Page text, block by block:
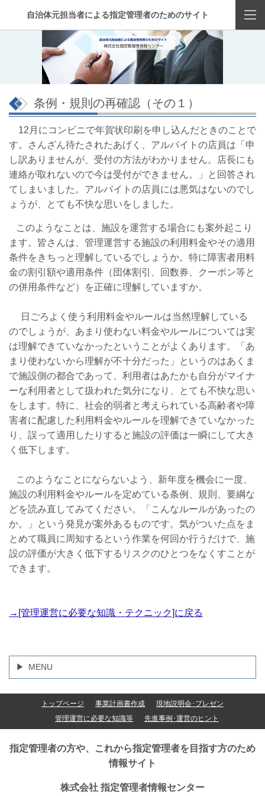
自治体元担当者による指定管理者のためのサイト
条例・規則の再確認（その１）
12月にコンビニで年賀状印刷を申し込んだときのことで
す。さんざん待たされたあげく、アルバイトの店員は「申
し訳ありませんが、受付の方法がわかりません。店長にも
連絡が取れないので今は受付ができません。」と回答され
てしまいました。アルバイトの店員には悪気はないのでし
ょうが、とても不快な思いをしました。
このようなことは、施設を運営する場合にも案外起こり
ます。皆さんは、管理運営する施設の利用料金やその適用
条件をきちっと理解しているでしょうか。特に障害者用料
金の割引額や適用条件（団体割引、回数券、クーポン等と
の併用条件など）を正確に理解していますか。
日ごろよく使う利用料金やルールは当然理解している
のでしょうが、あまり使わない料金やルールについては実
は理解できていなかったということがよくあります。「あ
まり使わないから理解が不十分だった」というのはあくま
で施設側の都合であって、利用者はあたかも自分がマイナ
ーな利用者として扱われた気分になり、とても不快な思い
をします。特に、社会的弱者と考えられている高齢者や障
害者に配慮した利用料金やルールを理解できていなかった
り、誤って適用したりすると施設の評価は一瞬にして大き
く低下します。
このようなことにならないよう、新年度を機会に一度、
施設の利用料金やルールを定めている条例、規則、要綱な
どを読み直してみてください。「こんなルールがあったの
か。」という発見が案外あるものです。気がついた点をま
とめて職員に周知するという作業を何回か行うだけで、施
設の評価が大きく低下するリスクのひとつをなくすことが
できます。
→[管理運営に必要な知識・テクニック]に戻る
MENU
トップページ 事業計画書作成
現地説明会･プレゼン
管理運営に必要な知識等
先進事例･運営のヒント
指定管理者の方や、これから指定管理者を目指す方のため
情報サイト
株式会社 指定管理者情報センター